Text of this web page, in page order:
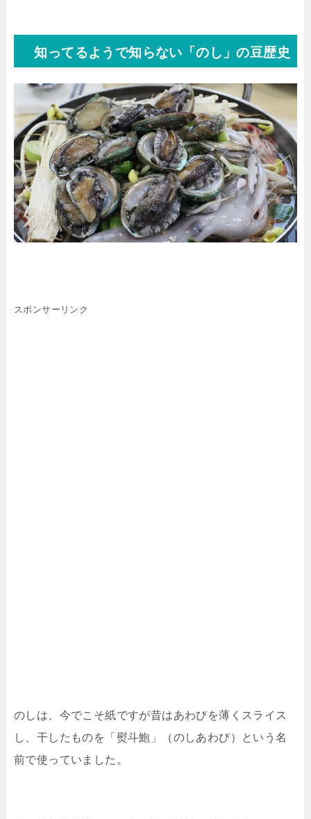
知ってるようで知らない「のし」の豆歴史
スポンサーリンク
のしは、今でこそ紙ですが昔はあわびを薄くスライス
し、干したものを「熨斗鮑」（のしあわび）という名
前で使っていました。